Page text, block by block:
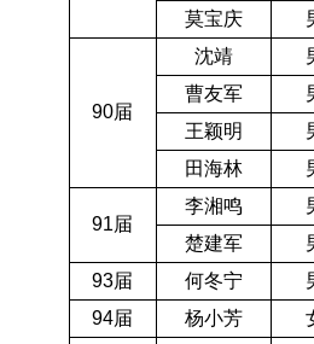
莫宝庆
90届
沈靖
曹友军
王颖明
田海林
91届
李湘鸣
楚建军
93届 何冬宁
94届 杨小芳